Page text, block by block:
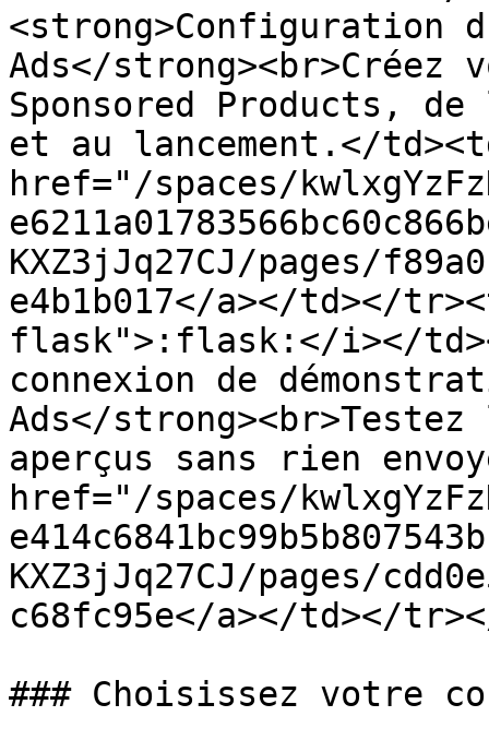
<strong>Configuration
Ads</strong><br>Créez
Sponsored Products,
et au lancement.</
href="/spaces/
KXZ3jJq27CJ/pages/
e4b1b017</a></td></
flask">:flask:</i></
connexion de
Ads</
aperçus sans rien
href="/spaces/
KXZ3jJq27CJ/pages/
c68fc95e</a></td></
### Choisissez votre